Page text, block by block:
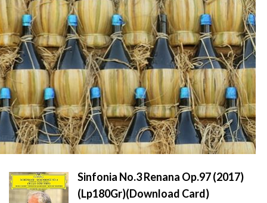
Sinfonia No.3 Renana Op.97 (2017)
(Lp180Gr)(Download Card)